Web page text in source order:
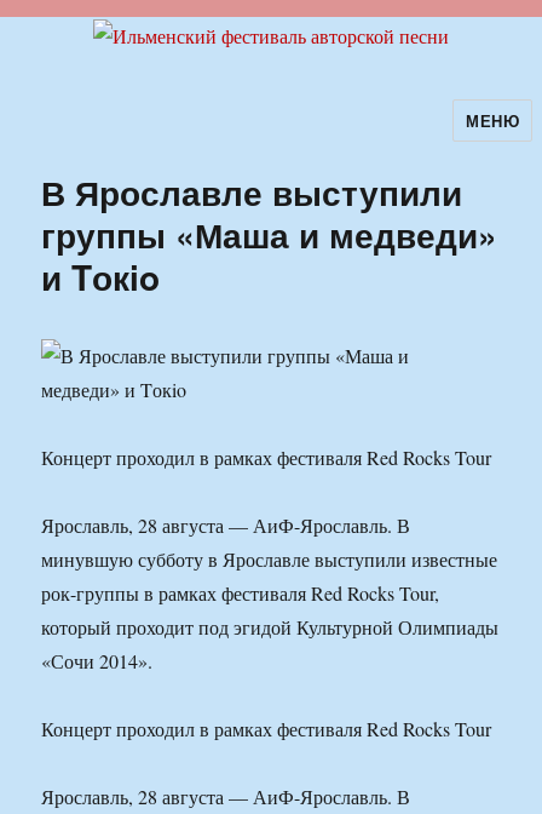
Ильменский фестиваль авторскойМЕНЮ
В Ярославле выступили
группы «Маша и медведи»
и Tокio
Концерт проходил в рамках фестиваля Red Rocks Tour
Ярославль, 28 августа — АиФ-Ярославль. В
минувшую субботу в Ярославле выступили известные
рок-группы в рамках фестиваля Red Rocks Tour,
который проходит под эгидой Культурной Олимпиады
«Сочи 2014».
Концерт проходил в рамках фестиваля Red Rocks Tour
Ярославль, 28 августа — АиФ-Ярославль. В